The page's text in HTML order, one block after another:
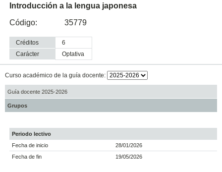
Introducción a la lengua japonesa
Código:
35779
Créditos
6
Carácter
optativa
Curso académico de la guía docente:
Guía docente 2025-2026
Grupos
Periodo lectivo
Fecha de inicio
28/01/2026
Fecha de fin
19/05/2026